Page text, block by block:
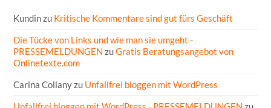
Kundinzu Kritische Kommentare sind gut fürs Geschäft
Die Tücke von Links und wie man sie umgeht -
PRESSEMELDUNGEN zuGratis Beratungsangebot von
Onlinetexte.com
Carina Collanyzu Unfallfrei bloggen mit WordPress